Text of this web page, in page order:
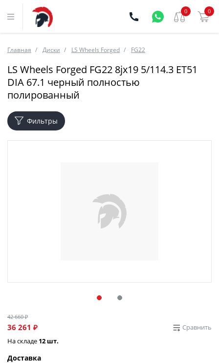
0 0
Главная Диски LS Wheels Forged FG22
LS Wheels Forged FG22 8jx19 5/114.3 ET51
DIA 67.1 черный полностью
полированный
Фильтры
42 660 ₽
36 261 ₽
Сравнить
На складе 12 шт.
Доставка